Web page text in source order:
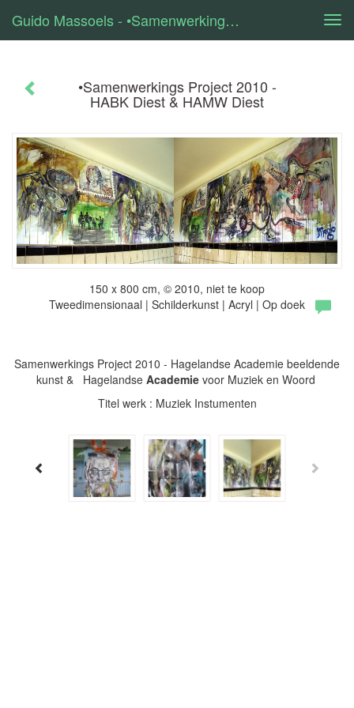
Guido Massoels - •Samenwerkings Project 2010 - HABK Diest & HAMW Diest
•Samenwerkings Project 2010 -
HABK Diest & HAMW Diest
150 x 800 cm, © 2010, niet te koop
Tweedimensionaal | Schilderkunst | Acryl | Op doek
Samenwerkings Project 2010 - Hagelandse Academie beeldende
kunst & Hagelandse Academievoor Muziek en Woord
Titel werk : Muziek Instumenten